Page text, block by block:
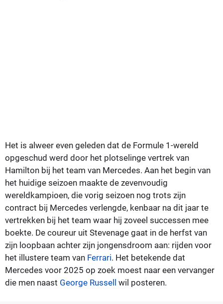
Het is alweer even geleden dat de Formule 1-wereld
opgeschud werd door het plotselinge vertrek van
Hamilton bij het team van Mercedes. Aan het begin van
het huidige seizoen maakte de zevenvoudig
wereldkampioen, die vorig seizoen nog trots zijn
contract bij Mercedes verlengde, kenbaar na dit jaar te
vertrekken bij het team waar hij zoveel successen mee
boekte. De coureur uit Stevenage gaat in de herfst van
zijn loopbaan achter zijn jongensdroom aan: rijden voor
het illustere team van Ferrari. Het betekende dat
Mercedes voor 2025 op zoek moest naar een vervanger
die men naast George Russell wil posteren.